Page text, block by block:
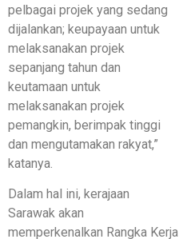
pelbagai projek yang sedang
dijalankan; keupayaan untuk
melaksanakan projek
sepanjang tahun dan
keutamaan untuk
melaksanakan projek
pemangkin, berimpak tinggi
dan mengutamakan rakyat,”
katanya.
Dalam hal ini, kerajaan
Sarawak akan
memperkenalkan Rangka Kerja